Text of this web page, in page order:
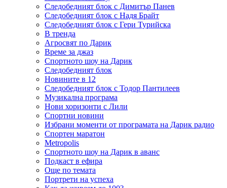
Следобедният блок с Димитър Панев
Следобедният блок с Надя Брайт
Следобедният блок с Гери Турийска
В тренда
Агросвят по Дарик
Време за джаз
Спортното шоу на Дарик
Следобедният блок
Новините в 12
Следобедният блок с Тодор Пантилеев
Музикална програма
Нови хоризонти с Лили
Спортни новини
Избрани моменти от програмата на Дарик радио
Спортен маратон
Metropolis
Спортното шоу на Дарик в аванс
Подкаст в ефира
Още по темата
Портрети на успеха